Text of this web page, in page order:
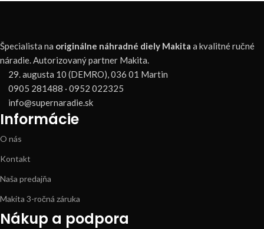
Špecialista na originálne náhradné diely Makita a kvalitné ručné
náradie. Autorizovaný partner Makita.
29. augusta 10 (DEMRO), 036 01 Martin
0905 281488 · 0952 022325
info@supernaradie.sk
Informácie
O nás
Kontakt
Naša predajňa
Makita 3-ročná záruka
Nákup a podpora